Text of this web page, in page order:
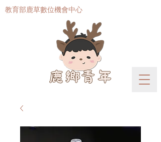
​教育部鹿草數位機會中心